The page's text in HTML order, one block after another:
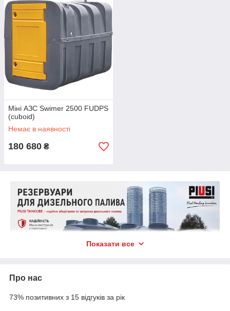
Міні АЗС Swimer 2500 FUDPS
(cuboid)
Немає в наявності
180 680 ₴
Показати все
Про нас
73% позитивних з 15 відгуків за рік